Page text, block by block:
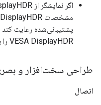
اگر نمایشگر از DisplayHDR پشتیبانی می‌کند،
پشتیبانی‌شده رعایت
VESA DisplayHDR را با موفقیت پشت سر بگذارد.
طراحی سخت‌افزار و
اتصال